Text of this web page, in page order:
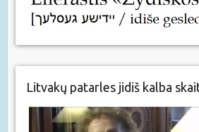
Litvakų patarles jidiš kalba